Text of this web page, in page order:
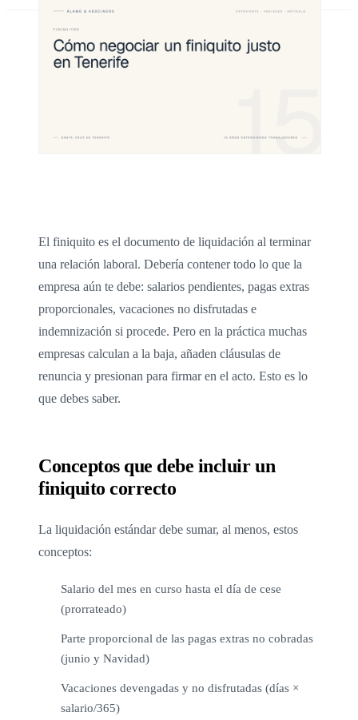
El finiquito es el documento de liquidación al terminar
una relación laboral. Debería contener todo lo que la
empresa aún te debe: salarios pendientes, pagas extras
proporcionales, vacaciones no disfrutadas e
indemnización si procede. Pero en la práctica muchas
empresas calculan a la baja, añaden cláusulas de
renuncia y presionan para firmar en el acto. Esto es lo
que debes saber.
Conceptos que debe incluir un
finiquito correcto
La liquidación estándar debe sumar, al menos, estos
conceptos:
Salario del mes en curso hasta el día de cese
(prorrateado)
Parte proporcional de las pagas extras no cobradas
(junio y Navidad)
Vacaciones devengadas y no disfrutadas (días ×
salario/365)